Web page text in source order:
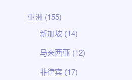
亚洲 (155)
新加坡 (14)
马来西亚 (12)
菲律宾 (17)